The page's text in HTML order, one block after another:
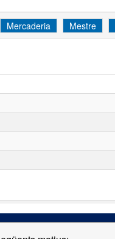
Mercaderia Mestre